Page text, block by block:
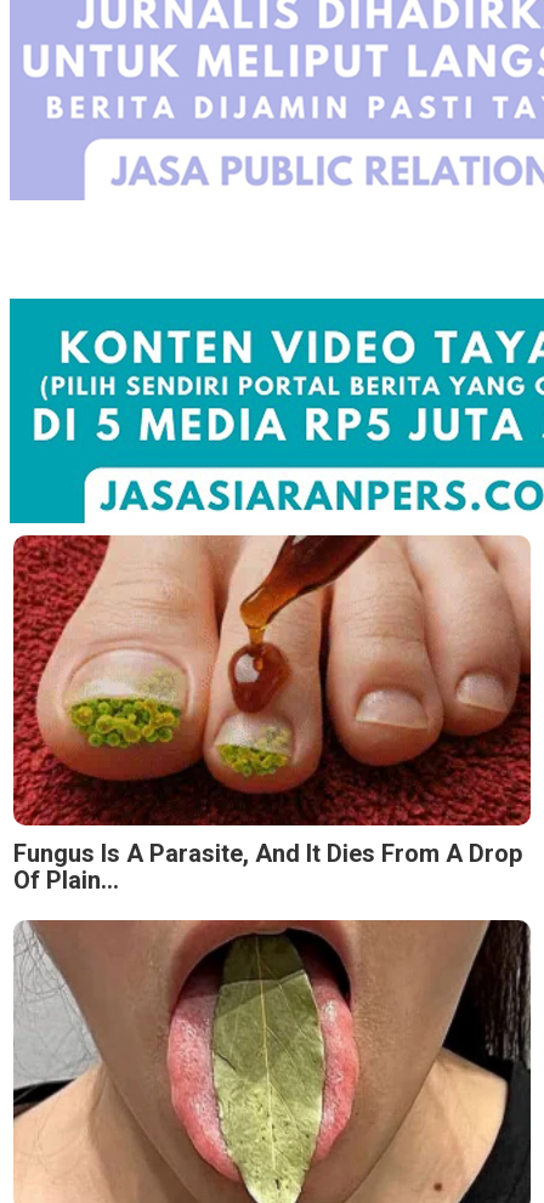
Fungus Is A Parasite, And It Dies From A Drop
Of Plain...